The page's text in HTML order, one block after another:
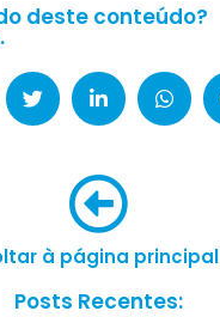
deste conteúdo?
à página principal
Posts Recentes: